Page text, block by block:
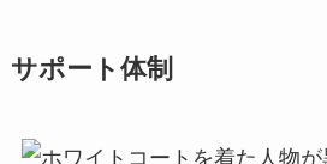
サポート体制